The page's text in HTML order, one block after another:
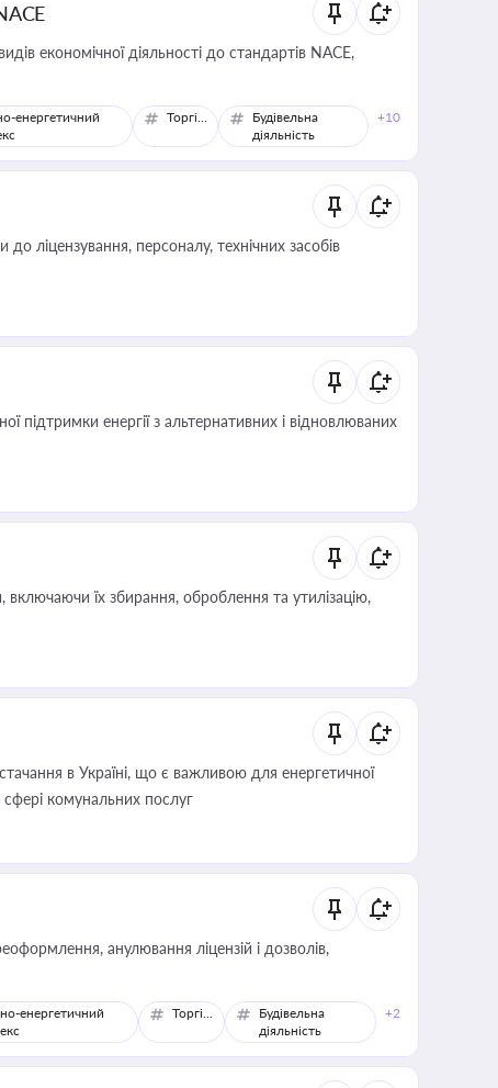
економічної діяльності до стандартів NACE,
енергетичний
Торгівля
Будівельна
діяльність
+10
ліцензування, персоналу, технічних засобів
енергії з альтернативних і відновлюваних
їх збирання, оброблення та утилізацію,
в Україні, що є важливою для енергетичної
комунальних послуг
анулювання ліцензій і дозволів,
енергетичний
Торгівля
Будівельна
діяльність
+2